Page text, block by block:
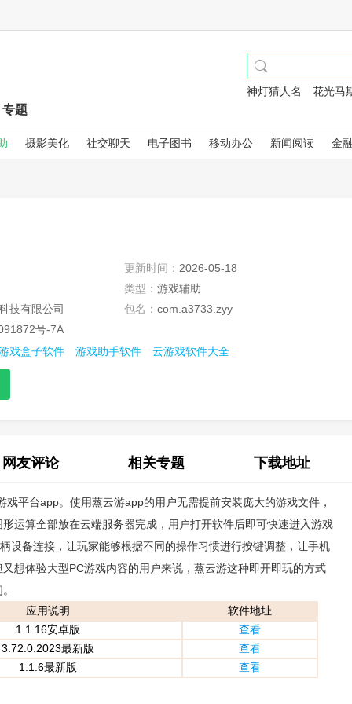
神灯猜人名 花光马
专题
摄影美化 社交聊天 电子图书 移动办公 新闻阅读 金
更新时间： 2026-05-18
类型： 游戏辅助
技有限公司
包名： com.a3733.zyy
号-7A
戏盒子软件
游戏助手软件 云游戏软件大全
网友评论
(0)
相关专题 下载地址
平台app。使用蒸云游app的用户无需提前安装庞大的游戏文件，
运算全部放在云端服务器完成，用户打开软件后即可快速进入游戏
设备连接，让玩家能够根据不同的操作习惯进行按键调整，让手机
想体验大型PC游戏内容的用户来说，蒸云游这种即开即玩的方式
应用说明
软件地址
1.1.16安卓版
查看
3.72.0.2023最新版
查看
1.1.6最新版
查看